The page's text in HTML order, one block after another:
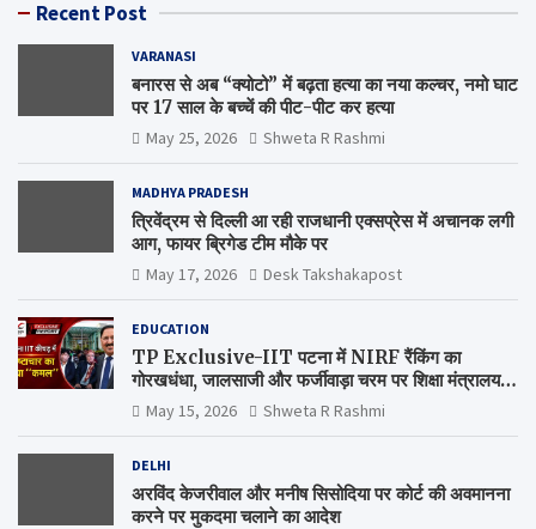
Recent Post
VARANASI
बनारस से अब “क्योटो” में बढ़ता हत्या का नया कल्चर, नमो घाट
पर 17 साल के बच्चें की पीट-पीट कर हत्या
May 25, 2026 Shweta R Rashmi
MADHYA PRADESH
त्रिवेंद्रम से दिल्ली आ रही राजधानी एक्सप्रेस में अचानक लगी
आग, फायर ब्रिगेड टीम मौके पर
May 17, 2026 Desk Takshakapost
EDUCATION
TP Exclusive-IIT पटना में NIRF रैंकिंग का
गोरखधंधा, जालसाजी और फर्जीवाड़ा चरम पर शिक्षा मंत्रालय
कब जागेगा ?
May 15, 2026 Shweta R Rashmi
DELHI
अरविंद केजरीवाल और मनीष सिसोदिया पर कोर्ट की अवमानना
करने पर मुकदमा चलाने का आदेश